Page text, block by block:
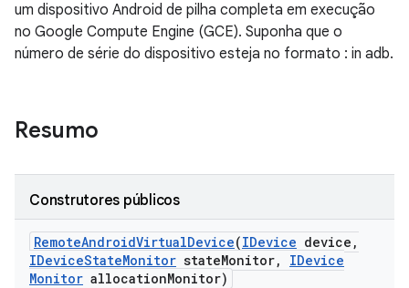
um dispositivo Android de pilha completa em execução
no Google Compute Engine (GCE). Suponha que o
número de série do dispositivo esteja no formato : in adb.
Resumo
Construtores públicos
RemoteAndroidVirtualDevice(IDevice device ,
IDeviceStateMonitor stateMonitor,
IDevice
Monitor allocationMonitor)